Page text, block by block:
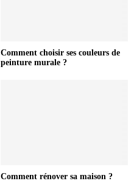
Comment choisir ses couleurs de
peinture murale ?
Comment rénover sa maison ?